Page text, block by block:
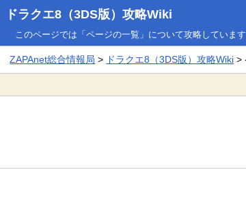
ドラクエ8（3DS版）攻略Wiki
このページでは「ページの一覧」について攻略しています
ZAPAnet総合情報局 > ドラクエ8（3DS版）攻略Wiki >